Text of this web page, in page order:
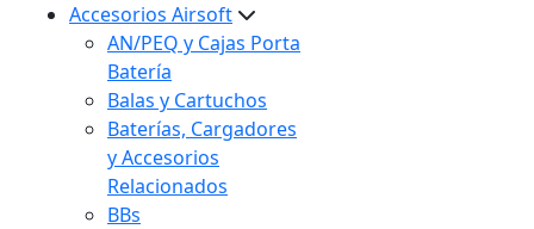
Accesorios Airsoft
AN/PEQ y Cajas Porta
Batería
Balas y Cartuchos
Baterías, Cargadores
y Accesorios
Relacionados
BBs